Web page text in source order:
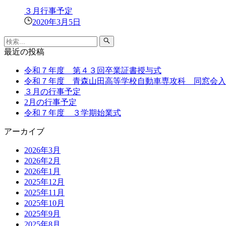
３月行事予定
2020年3月5日
最近の投稿
令和７年度 第４３回卒業証書授与式
令和７年度 青森山田高等学校自動車専攻科 同窓会
３月の行事予定
2月の行事予定
令和７年度 ３学期始業式
アーカイブ
2026年3月
2026年2月
2026年1月
2025年12月
2025年11月
2025年10月
2025年9月
2025年8月